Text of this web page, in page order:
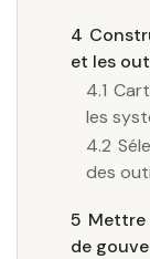
4
et les
4.1
les
4.2
des
5
de